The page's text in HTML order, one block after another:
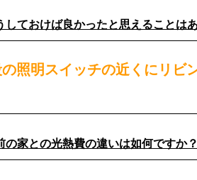
しておけば良かったと思えることは
の照明スイッチの近くにリビ
の家との光熱費の違いは如何ですか